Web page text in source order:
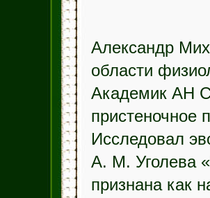
Александр
области
Академик АН
пристеночное
Исследовал
А. М. Уголева
признана как